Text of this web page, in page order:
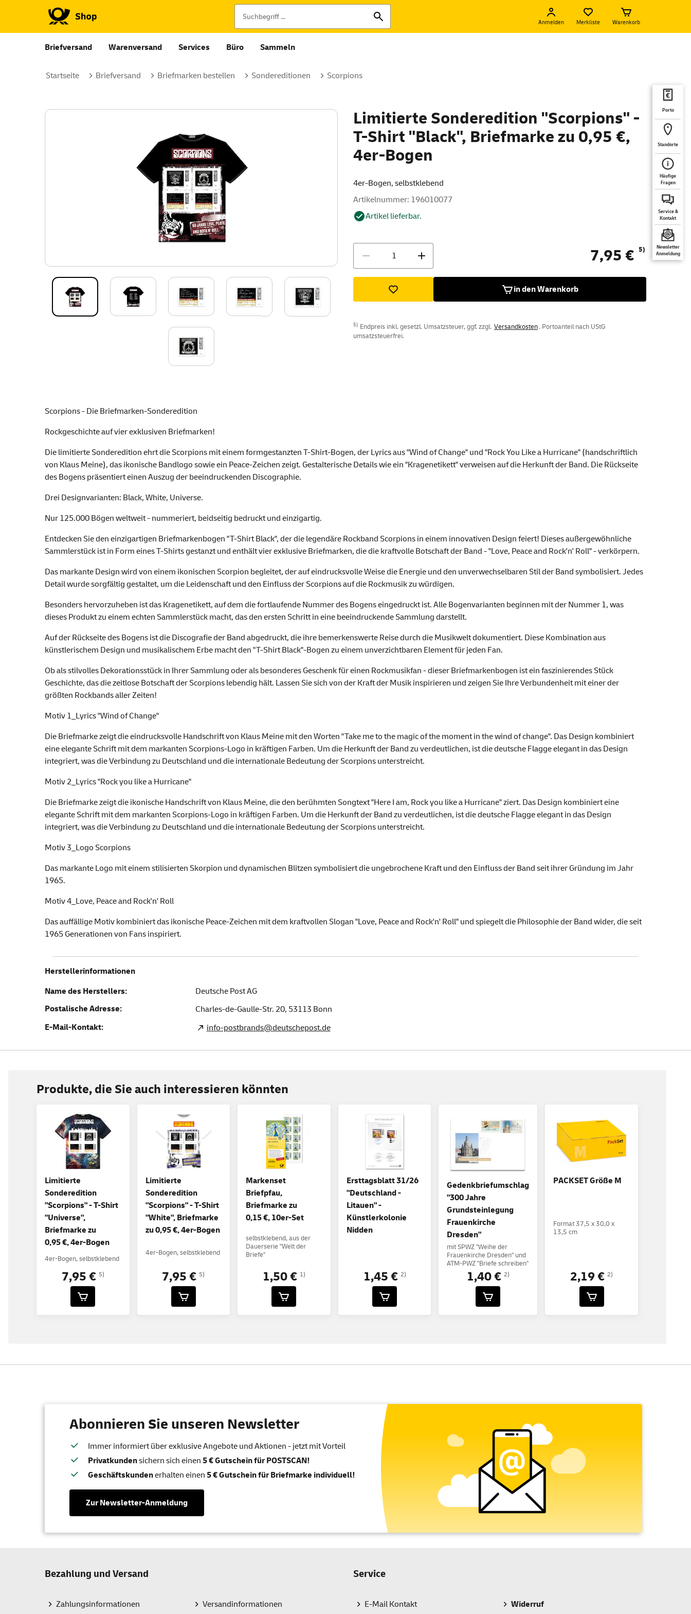
Anmelden Merkliste Warenkorb
Briefversand Warenversand Services Büro Sammeln
Porto
Standorte
Häufige
Fragen
Service &
Kontakt
Newsletter
Anmeldung
Startseite Briefversand Briefmarken bestellen Sondereditionen Scorpions
Limitierte Sonderedition "Scorpions" -
T-Shirt "Black", Briefmarke zu 0,95 €,
4er-Bogen
4er-Bogen, selbstklebend
Artikelnummer: 196010077
Artikel lieferbar.
7,95 € 5)
in den Warenkorb
5) Endpreis inkl. gesetzl. Umsatzsteuer, ggf. zzgl. Versandkosten. Portoanteil nach UStG
umsatzsteuerfrei.
Scorpions - Die Briefmarken-Sonderedition
Rockgeschichte auf vier exklusiven Briefmarken!
Die limitierte Sonderedition ehrt die Scorpions mit einem formgestanzten T-Shirt-Bogen, der Lyrics aus "Wind of Change" und "Rock You Like a Hurricane" (handschriftlich
von Klaus Meine), das ikonische Bandlogo sowie ein Peace-Zeichen zeigt. Gestalterische Details wie ein "Kragenetikett" verweisen auf die Herkunft der Band. Die Rückseite
des Bogens präsentiert einen Auszug der beeindruckenden Discographie.
Drei Designvarianten: Black, White, Universe.
Nur 125.000 Bögen weltweit - nummeriert, beidseitig bedruckt und einzigartig.
Entdecken Sie den einzigartigen Briefmarkenbogen "T-Shirt Black", der die legendäre Rockband Scorpions in einem innovativen Design feiert! Dieses außergewöhnliche
Sammlerstück ist in Form eines T-Shirts gestanzt und enthält vier exklusive Briefmarken, die die kraftvolle Botschaft der Band - "Love, Peace and Rock'n' Roll" - verkörpern.
Das markante Design wird von einem ikonischen Scorpion begleitet, der auf eindrucksvolle Weise die Energie und den unverwechselbaren Stil der Band symbolisiert. Jedes
Detail wurde sorgfältig gestaltet, um die Leidenschaft und den Einfluss der Scorpions auf die Rockmusik zu würdigen.
Besonders hervorzuheben ist das Kragenetikett, auf dem die fortlaufende Nummer des Bogens eingedruckt ist. Alle Bogenvarianten beginnen mit der Nummer 1, was
dieses Produkt zu einem echten Sammlerstück macht, das den ersten Schritt in eine beeindruckende Sammlung darstellt.
Auf der Rückseite des Bogens ist die Discografie der Band abgedruckt, die ihre bemerkenswerte Reise durch die Musikwelt dokumentiert. Diese Kombination aus
künstlerischem Design und musikalischem Erbe macht den "T-Shirt Black"-Bogen zu einem unverzichtbaren Element für jeden Fan.
Ob als stilvolles Dekorationsstück in Ihrer Sammlung oder als besonderes Geschenk für einen Rockmusikfan - dieser Briefmarkenbogen ist ein faszinierendes Stück
Geschichte, das die zeitlose Botschaft der Scorpions lebendig hält. Lassen Sie sich von der Kraft der Musik inspirieren und zeigen Sie Ihre Verbundenheit mit einer der
größten Rockbands aller Zeiten!
Motiv 1_Lyrics "Wind of Change"
Die Briefmarke zeigt die eindrucksvolle Handschrift von Klaus Meine mit den Worten "Take me to the magic of the moment in the wind of change". Das Design kombiniert
eine elegante Schrift mit dem markanten Scorpions-Logo in kräftigen Farben. Um die Herkunft der Band zu verdeutlichen, ist die deutsche Flagge elegant in das Design
integriert, was die Verbindung zu Deutschland und die internationale Bedeutung der Scorpions unterstreicht.
Motiv 2_Lyrics "Rock you like a Hurricane"
Die Briefmarke zeigt die ikonische Handschrift von Klaus Meine, die den berühmten Songtext "Here I am, Rock you like a Hurricane" ziert. Das Design kombiniert eine
elegante Schrift mit dem markanten Scorpions-Logo in kräftigen Farben. Um die Herkunft der Band zu verdeutlichen, ist die deutsche Flagge elegant in das Design
integriert, was die Verbindung zu Deutschland und die internationale Bedeutung der Scorpions unterstreicht.
Motiv 3_Logo Scorpions
Das markante Logo mit einem stilisierten Skorpion und dynamischen Blitzen symbolisiert die ungebrochene Kraft und den Einfluss der Band seit ihrer Gründung im Jahr
1965.
Motiv 4_Love, Peace and Rock'n' Roll
Das auffällige Motiv kombiniert das ikonische Peace-Zeichen mit dem kraftvollen Slogan "Love, Peace and Rock'n' Roll" und spiegelt die Philosophie der Band wider, die seit
1965 Generationen von Fans inspiriert.
Herstellerinformationen
Name des Herstellers:
Deutsche Post AG
Postalische Adresse:
Charles-de-Gaulle-Str. 20, 53113 Bonn
E-Mail-Kontakt:
info-postbrands@deutschepost.de
Produkte, die Sie auch interessieren könnten
Limitierte
Sonderedition
"Scorpions" - T-Shirt
"Universe",
Briefmarke zu
0,95 €, 4er-Bogen
4er-Bogen, selbstklebend
7,95 € 5)
Limitierte
Sonderedition
"Scorpions" - T-Shirt
"White", Briefmarke
zu 0,95 €, 4er-Bogen
4er-Bogen, selbstklebend
7,95 € 5)
Markenset
Briefpfau,
Briefmarke zu
0,15 €, 10er-Set
selbstklebend, aus der
Dauerserie "Welt der
Briefe"
1,50 € 1)
Ersttagsblatt 31/26
"Deutschland -
Litauen" -
Künstlerkolonie
Nidden
1,45 € 2)
Gedenkbriefumschlag
"300 Jahre
Grundsteinlegung
Frauenkirche
Dresden"
mit SPWZ "Weihe der
Frauenkirche Dresden" und
ATM-PWZ "Briefe schreiben"
1,40 € 2)
PACKSET Größe M
Format 37,5 x 30,0 x
13,5 cm
2,19 €2)
Abonnieren Sie unseren Newsletter
Immer informiert über exklusive Angebote und Aktionen - jetzt mit Vorteil
Privatkundensichern sich einen 5 € Gutschein für POSTSCAN!
Geschäftskundenerhalten einen 5 € Gutschein für Briefmarke individuell!
Zur Newsletter-Anmeldung
Bezahlung und Versand
Zahlungsinformationen Versandinformationen
Service
E-Mail Kontakt Widerruf